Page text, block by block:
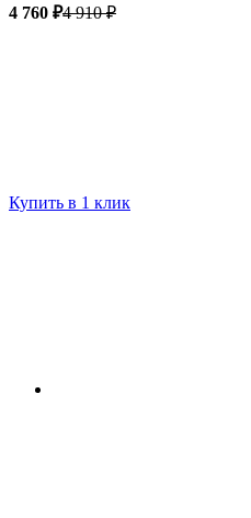
4 760 ₽4 910 ₽
Купить в 1 клик